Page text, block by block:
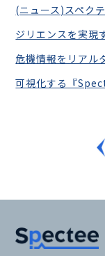
(ニュース)スペク
ジリエンスを実
危機情報をリアル
可視化する『